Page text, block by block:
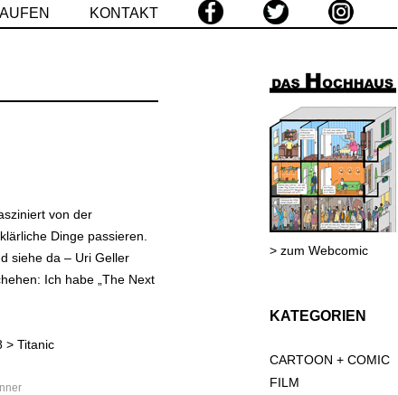
KONTAKT
von der
Dinge passieren.
siehe da – Uri Geller
Ich habe „The Next
> Titanic
> zum Webcomic
KATEGORIEN
CARTOON + COMIC
FILM